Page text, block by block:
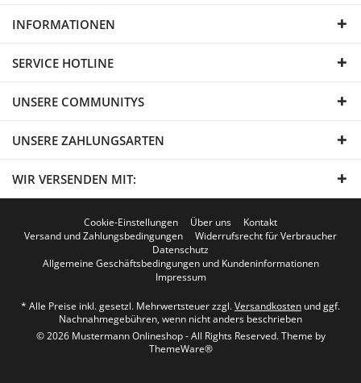
INFORMATIONEN
SERVICE HOTLINE
UNSERE COMMUNITYS
UNSERE ZAHLUNGSARTEN
WIR VERSENDEN MIT:
Cookie-Einstellungen Über uns
Kontakt
Versand und Zahlungsbedingungen
Widerrufsrecht für Verbraucher
Datenschutz
Allgemeine Geschäftsbedingungen und Kundeninformationen
Impressum
* Alle Preise inkl. gesetzl. Mehrwertsteuer zzgl.Versandkosten und ggf.
Nachnahmegebühren, wenn nicht anders beschrieben
© 2026 Mustermann Onlineshop - All Rights Reserved. Theme by
ThemeWare®